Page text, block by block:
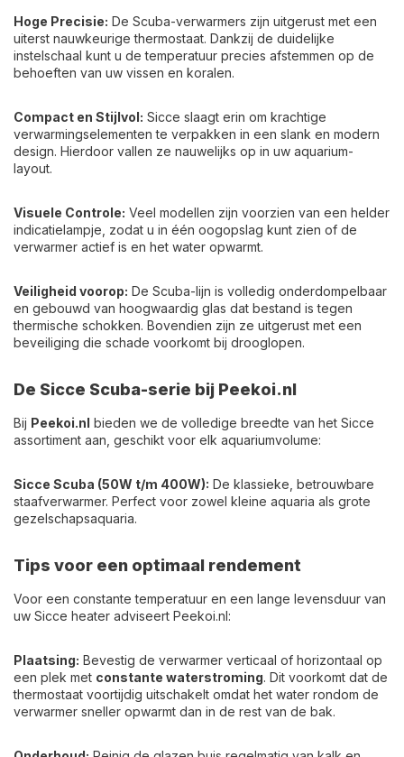
Hoge Precisie: De Scuba-verwarmers zijn uitgerust met een
uiterst nauwkeurige thermostaat. Dankzij de duidelijke
instelschaal kunt u de temperatuur precies afstemmen op de
behoeften van uw vissen en koralen.
Compact en Stijlvol: Sicce slaagt erin om krachtige
verwarmingselementen te verpakken in een slank en modern
design. Hierdoor vallen ze nauwelijks op in uw aquarium-
layout.
Visuele Controle: Veel modellen zijn voorzien van een helder
indicatielampje, zodat u in één oogopslag kunt zien of de
verwarmer actief is en het water opwarmt.
Veiligheid voorop: De Scuba-lijn is volledig onderdompelbaar
en gebouwd van hoogwaardig glas dat bestand is tegen
thermische schokken. Bovendien zijn ze uitgerust met een
beveiliging die schade voorkomt bij drooglopen.
De Sicce Scuba-serie bij Peekoi.nl
Bij Peekoi.nl bieden we de volledige breedte van het Sicce
assortiment aan, geschikt voor elk aquariumvolume:
Sicce Scuba (50W t/m 400W): De klassieke, betrouwbare
staafverwarmer. Perfect voor zowel kleine aquaria als grote
gezelschapsaquaria.
Tips voor een optimaal rendement
Voor een constante temperatuur en een lange levensduur van
uw Sicce heater adviseert Peekoi.nl:
Plaatsing: Bevestig de verwarmer verticaal of horizontaal op
een plek met constante waterstroming. Dit voorkomt dat de
thermostaat voortijdig uitschakelt omdat het water rondom de
verwarmer sneller opwarmt dan in de rest van de bak.